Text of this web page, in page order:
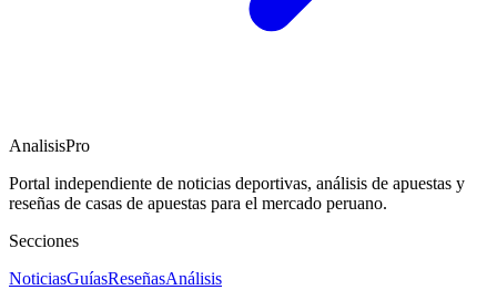
AnalisisPro
Portal independiente de noticias deportivas, análisis de apuestas y
reseñas de casas de apuestas para el mercado peruano.
Secciones
NoticiasGuíasReseñasAnálisis